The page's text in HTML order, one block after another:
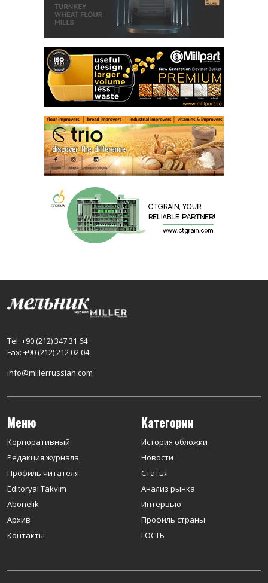
Tel: +90 (212) 347 31 64
Fax: +90 (212) 212 02 04
info@millerrussian.com
Меню
Корпоративный
Редакция журнала
Профиль читателя
Editoryal Takvim
Abonelik
Архив
Контакты
Категории
История обложки
Новости
Статья
Анализ рынка
Интервью
Профиль страны
ГОСТЬ